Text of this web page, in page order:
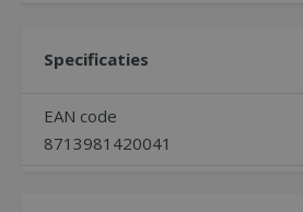
Specificaties
EAN code
8713981420041